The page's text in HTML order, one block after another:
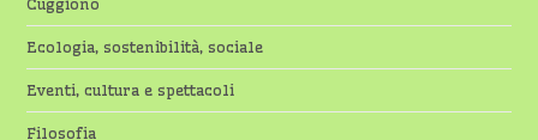
Ecologia, sostenibilità, sociale
Eventi, cultura e spettacoli
Filosofia